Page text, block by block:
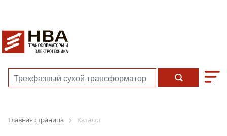
Главная страница Каталог